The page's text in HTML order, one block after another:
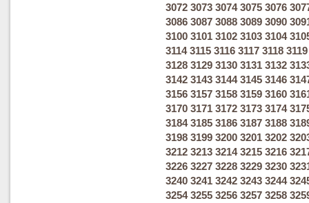
3072 3073 3074 3075 3076
3086 3087 3088 3089 3090
3100 3101 3102 3103 3104
3114 3115 3116 3117 3118 3119
3128 3129 3130 3131 3132
3142 3143 3144 3145 3146
3156 3157 3158 3159 3160
3170 3171 3172 3173 3174
3184 3185 3186 3187 3188
3198 3199 3200 3201 3202
3212 3213 3214 3215 3216
3226 3227 3228 3229 3230
3240 3241 3242 3243 3244
3254 3255 3256 3257 3258